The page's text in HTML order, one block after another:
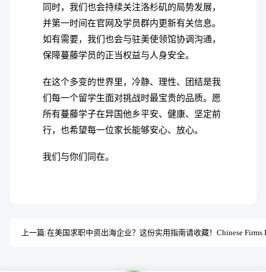
同时，我们也会持续关注洛杉矶的局势发展，
并第一时间在官网及学员群内更新有关信息。
如有需要，我们也会与驻美使领馆协调沟通，
保障蔓藤学员的正当权益与人身安全。
在这个多变的世界里，冷静、理性、团结是我
们每一个留学生面对挑战时最宝贵的品质。愿
所有蔓藤学子在异国他乡平安、健康、坚定前
行，也希望每一位家长能够安心、放心。
我们与你们同在。
上一篇: